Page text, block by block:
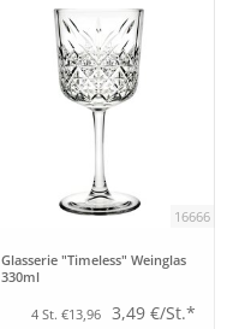
16666
Glasserie "Timeless" Weinglas
330ml
4 St. €13,96 3,49 €/St.*